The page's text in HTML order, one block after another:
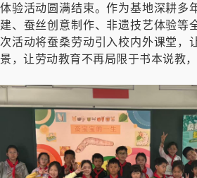
体验活动圆满结束。作为基地深耕多
建、蚕丝创意制作、非遗技艺体验等
次活动将蚕桑劳动引入校内外课堂，
景，让劳动教育不再局限于书本说教